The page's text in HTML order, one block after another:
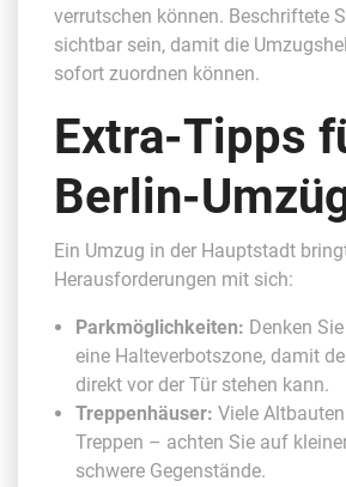
verrutschen können. Beschriftete
sichtbar sein, damit die
sofort zuordnen können.
Extra-Tipps
Berlin-
Ein Umzug in der Hauptstadt
Herausforderungen mit sich:
Parkmöglichkeiten: Denken
eine Halteverbotszone, damit
direkt vor der Tür stehen kann.
Treppenhäuser: Viele
Treppen – achten Sie auf
schwere Gegenstände.